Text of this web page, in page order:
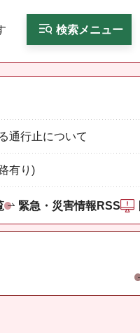
検索メニュー
通行止について
有り)
緊急・災害情報RSS